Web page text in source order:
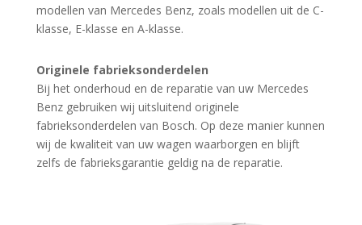
modellen van Mercedes Benz, zoals modellen uit de C-
klasse, E-klasse en A-klasse.
Originele fabrieksonderdelen
Bij het onderhoud en de reparatie van uw Mercedes
Benz gebruiken wij uitsluitend originele
fabrieksonderdelen van Bosch. Op deze manier kunnen
wij de kwaliteit van uw wagen waarborgen en blijft
zelfs de fabrieksgarantie geldig na de reparatie.